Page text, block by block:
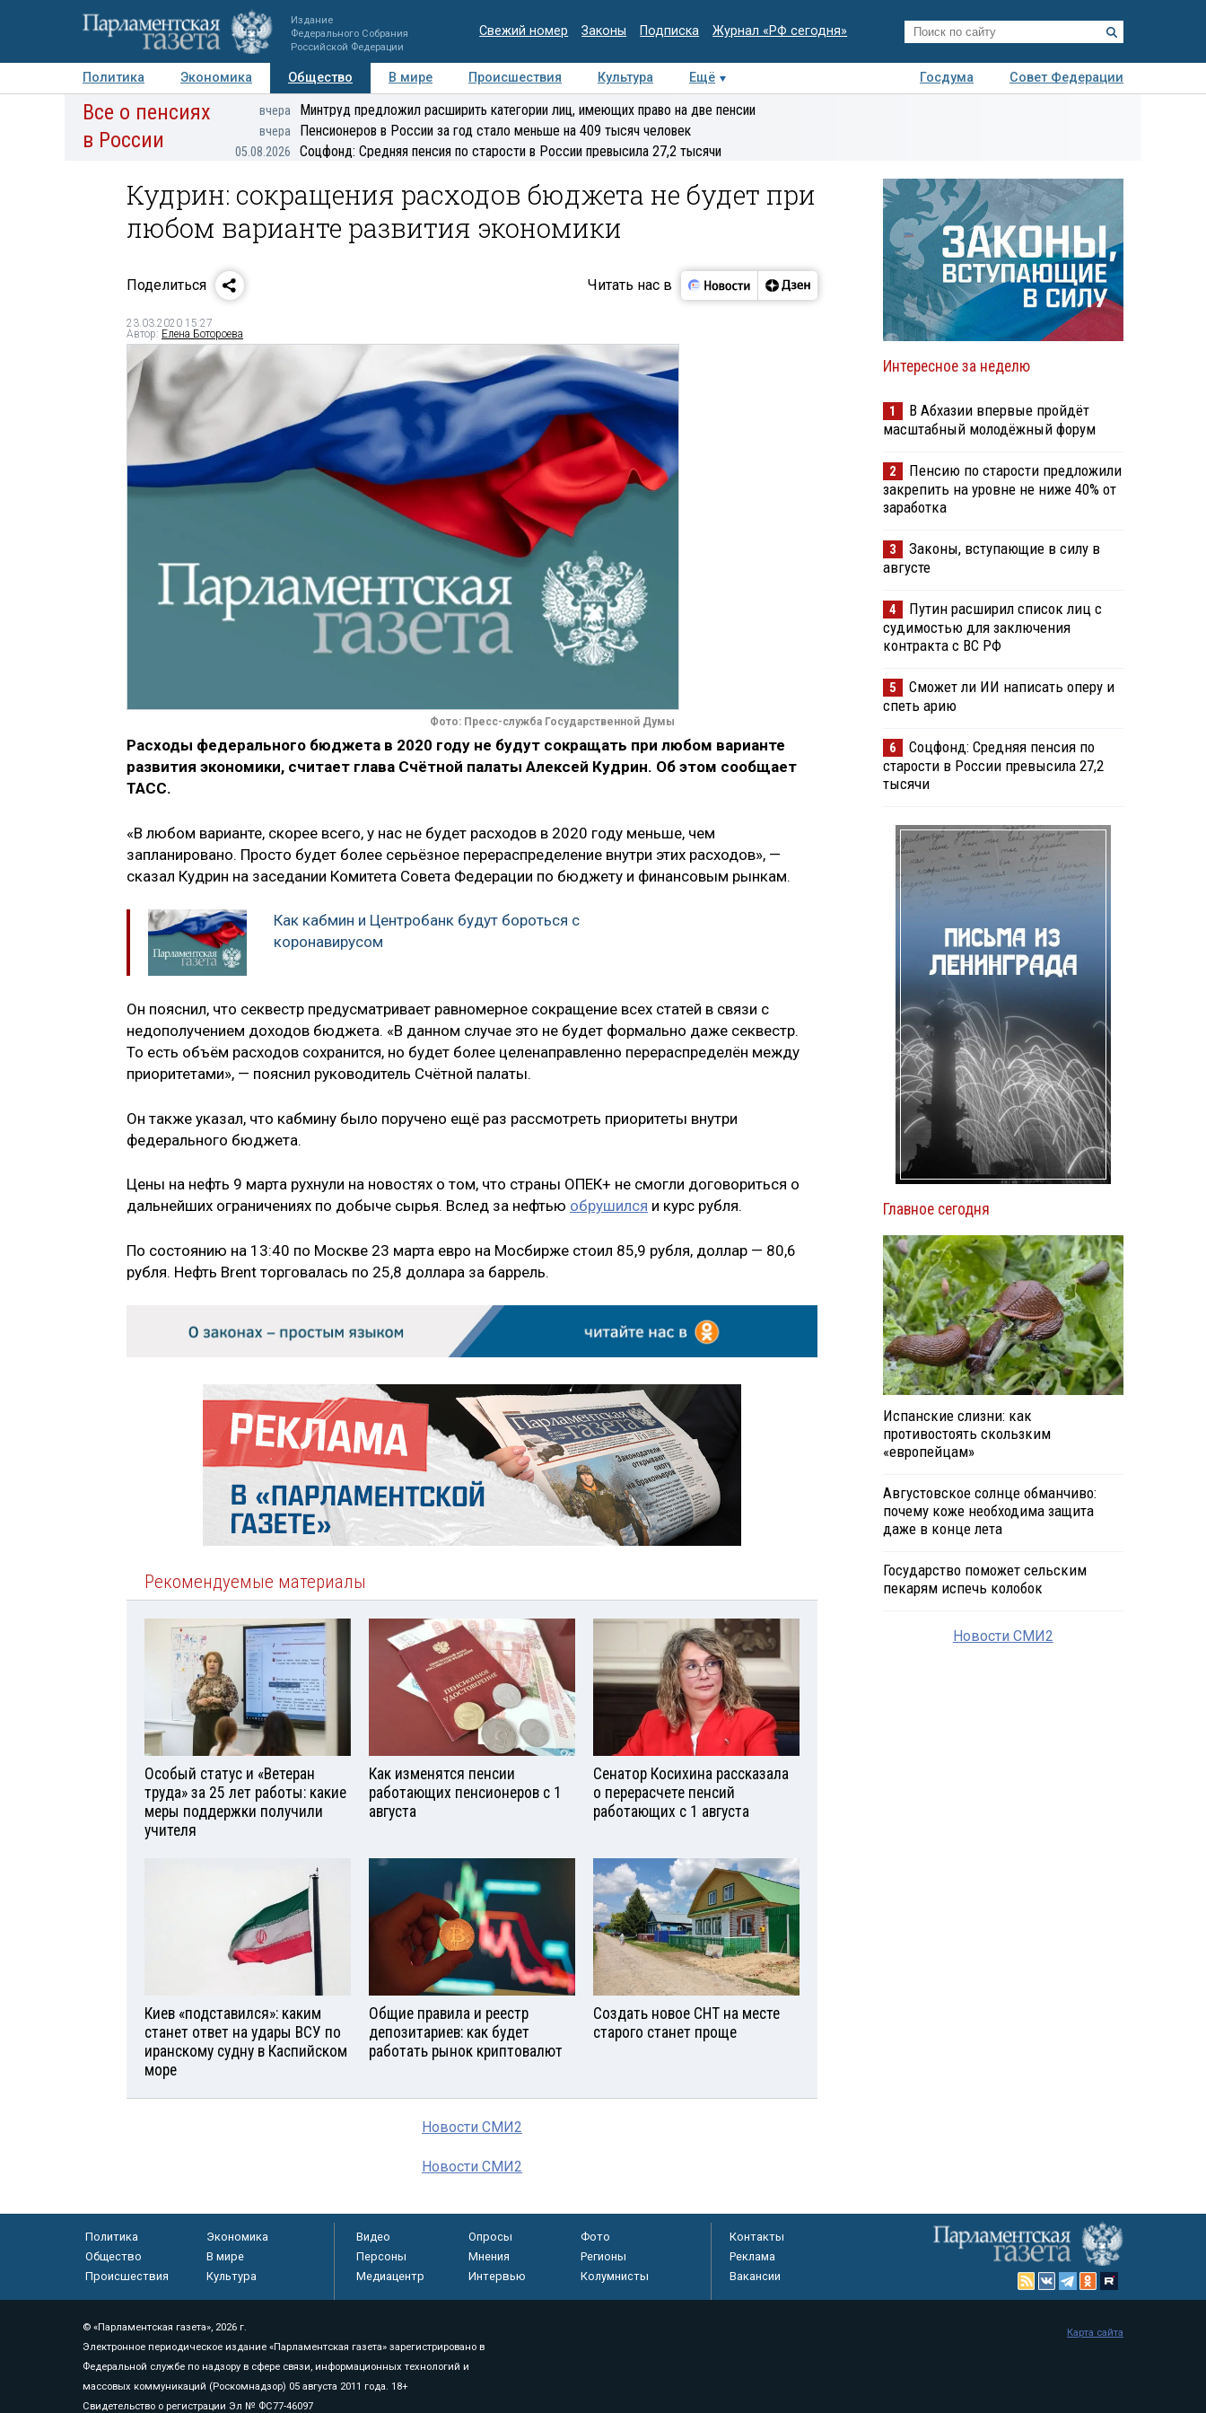
Издание
Федерального Собрания
Российской Федерации
Свежий номер Законы Подписка Журнал «РФ сегодня»
Политика Экономика Общество В мире Происшествия Культура Ещё Госдума
Совет Федерации
Авторы Персоны Мнения Регионы Медиацентр Интервью Колумнисты
Деловая
Все о пенсиях
в России
вчера Минтруд предложил расширить категории лиц, имеющих право на две пенсии
вчера Пенсионеров в России за год стало меньше на 409 тысяч человек
05.08.2026 Соцфонд: Средняя пенсия по старости в России превысила 27,2 тысячи
Кудрин: сокращения расходов бюджета не будет при
любом варианте развития экономики
Поделиться Читать нас в
23.03.2020 15:27
Автор: Елена Ботороева
Фото: Пресс-служба Государственной Думы
Расходы федерального бюджета в 2020 году не будут сокращать при любом варианте
развития экономики, считает глава Счётной палаты Алексей Кудрин. Об этом сообщает
ТАСС.
«В любом варианте, скорее всего, у нас не будет расходов в 2020 году меньше, чем
запланировано. Просто будет более серьёзное перераспределение внутри этих расходов», —
сказал Кудрин на заседании Комитета Совета Федерации по бюджету и финансовым рынкам.
Как кабмин и Центробанк будут бороться с
коронавирусом
Он пояснил, что секвестр предусматривает равномерное сокращение всех статей в связи с
недополучением доходов бюджета. «В данном случае это не будет формально даже секвестр.
То есть объём расходов сохранится, но будет более целенаправленно перераспределён между
приоритетами», — пояснил руководитель Счётной палаты.
Он также указал, что кабмину было поручено ещё раз рассмотреть приоритеты внутри
федерального бюджета.
Цены на нефть 9 марта рухнули на новостях о том, что страны ОПЕК+ не смогли договориться о
дальнейших ограничениях по добыче сырья. Вслед за нефтью обрушился и курс рубля.
По состоянию на 13:40 по Москве 23 марта евро на Мосбирже стоил 85,9 рубля, доллар — 80,6
рубля. Нефть Brent торговалась по 25,8 доллара за баррель.
Рекомендуемые материалы
Особый статус и «Ветеран
труда» за 25 лет работы: какие
меры поддержки получили
учителя
Как изменятся пенсии
работающих пенсионеров с 1
августа
Сенатор Косихина рассказала
о перерасчете пенсий
работающих с 1 августа
Киев «подставился»: каким
станет ответ на удары ВСУ по
иранскому судну в Каспийском
море
Общие правила и реестр
депозитариев: как будет
работать рынок криптовалют
Создать новое СНТ на месте
старого станет проще
Новости СМИ2
Новости СМИ2
Интересное за неделю
1
В Абхазии впервые пройдёт
масштабный молодёжный форум
2
Пенсию по старости предложили
закрепить на уровне не ниже 40% от
заработка
3
Законы, вступающие в силу в
августе
4
Путин расширил список лиц с
судимостью для заключения
контракта с ВС РФ
5
Сможет ли ИИ написать оперу и
спеть арию
6
Соцфонд: Средняя пенсия по
старости в России превысила 27,2
тысячи
Главное сегодня
Испанские слизни: как
противостоять скользким
«европейцам»
Августовское солнце обманчиво:
почему коже необходима защита
даже в конце лета
Государство поможет сельским
пекарям испечь колобок
Новости СМИ2
Политика
Экономика
Общество
В мире
Происшествия
Культура
Видео Опросы
Фото
Персоны
Мнения
Регионы
Медиацентр
Интервью Колумнисты
Контакты
Реклама
Вакансии
© «Парламентская газета», 2026 г.
Электронное периодическое издание «Парламентская газета» зарегистрировано в
Федеральной службе по надзору в сфере связи, информационных технологий и
массовых коммуникаций (Роскомнадзор) 05 августа 2011 года. 18+
Свидетельство о регистрации Эл № ФС77-46097
Карта сайта